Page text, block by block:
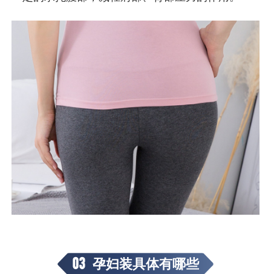
03 孕妇装具体有哪些